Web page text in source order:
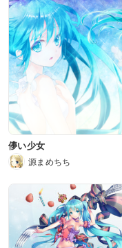
儚い少女
源まめちち